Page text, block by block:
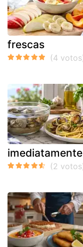
frescas
imediatamente